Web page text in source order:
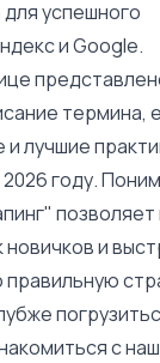
успешного
и Google.
термина,
лучшие
году.
и
с